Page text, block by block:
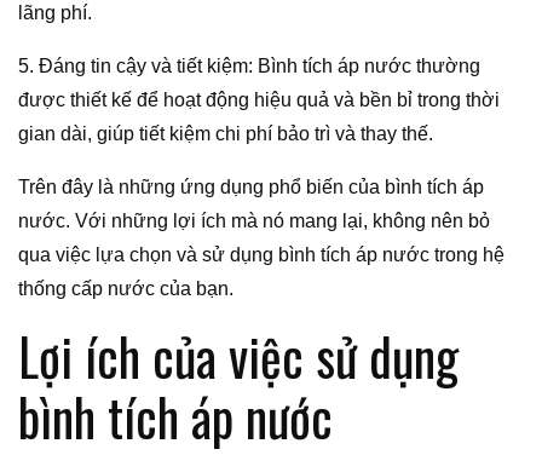
lãng phí.
5. Đáng tin cậy và tiết kiệm: Bình tích áp nước thường
được thiết kế để hoạt động hiệu quả và bền bỉ trong thời
gian dài, giúp tiết kiệm chi phí bảo trì và thay thế.
Trên đây là những ứng dụng phổ biến của bình tích áp
nước. Với những lợi ích mà nó mang lại, không nên bỏ
qua việc lựa chọn và sử dụng bình tích áp nước trong hệ
thống cấp nước của bạn.
Lợi ích của việc sử dụng
bình tích áp nước